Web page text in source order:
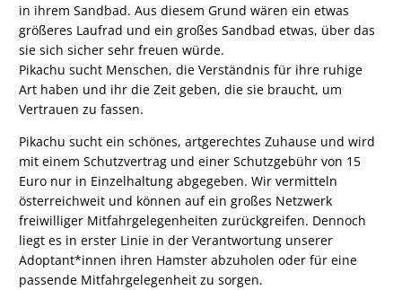
in ihrem Sandbad. Aus diesem Grund wären ein etwas
größeres Laufrad und ein großes Sandbad etwas, über das
sie sich sicher sehr freuen würde.
Pikachu sucht Menschen, die Verständnis für ihre ruhige
Art haben und ihr die Zeit geben, die sie braucht, um
Vertrauen zu fassen.
Pikachu sucht ein schönes, artgerechtes Zuhause und wird
mit einem Schutzvertrag und einer Schutzgebühr von 15
Euro nur in Einzelhaltung abgegeben. Wir vermitteln
österreichweit und können auf ein großes Netzwerk
freiwilliger Mitfahrgelegenheiten zurückgreifen. Dennoch
liegt es in erster Linie in der Verantwortung unserer
Adoptant*innen ihren Hamster abzuholen oder für eine
passende Mitfahrgelegenheit zu sorgen.